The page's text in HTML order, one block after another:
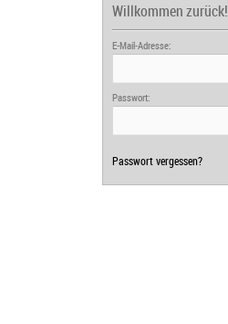
Willkommen zurück!
E-Mail-Adresse:
Passwort:
Passwort vergessen?